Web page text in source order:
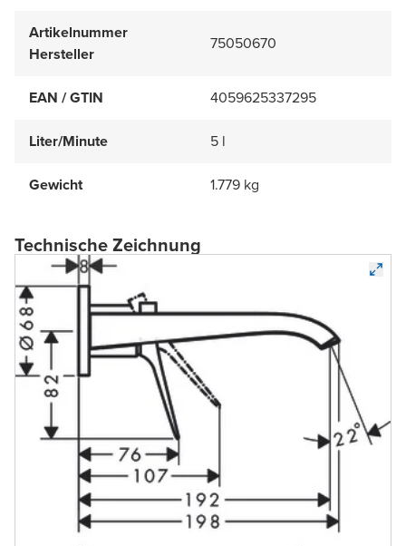
Artikelnummer
Hersteller
75050670
EAN / GTIN 4059625337295
Liter/Minute 5 l
Gewicht 1.779 kg
Technische Zeichnung